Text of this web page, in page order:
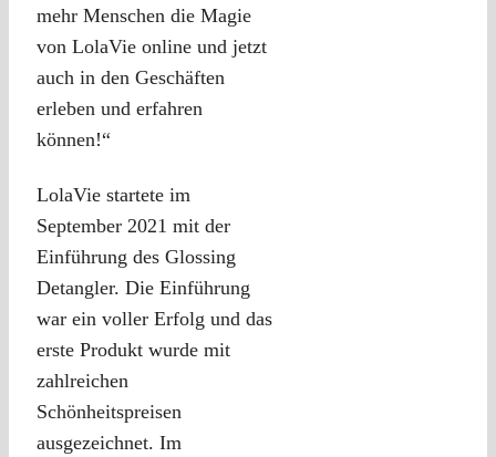
mehr Menschen die Magie
von LolaVie online und jetzt
auch in den Geschäften
erleben und erfahren
können!“
LolaVie startete im
September 2021 mit der
Einführung des Glossing
Detangler. Die Einführung
war ein voller Erfolg und das
erste Produkt wurde mit
zahlreichen
Schönheitspreisen
ausgezeichnet. Im